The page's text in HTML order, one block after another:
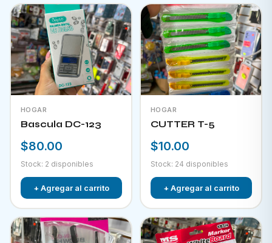
HOGAR
Bascula DC-123
$80.00
Stock: 2 disponibles
+ Agregar al carrito
HOGAR
CUTTER T-5
$10.00
Stock: 24 disponibles
+ Agregar al carrito